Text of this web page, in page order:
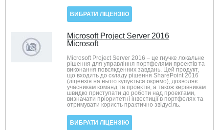
ВИБРАТИ ЛІЦЕНЗІЮ
Microsoft Project Server 2016
Microsoft
Microsoft Project Server 2016 – це гнучке локальне
рішення для управління портфелями проектів та
виконання повсякденних завдань. Цей продукт,
що входить до складу рішення SharePoint 2016
(ліцензія на нього купується окремо), дозволяє
учасникам команд та проектів, а також керівникам
швидко приступати до роботи над проектами,
визначати пріоритетні інвестиції в портфелях та
отримувати користь практично звідусіль.
ВИБРАТИ ЛІЦЕНЗІЮ